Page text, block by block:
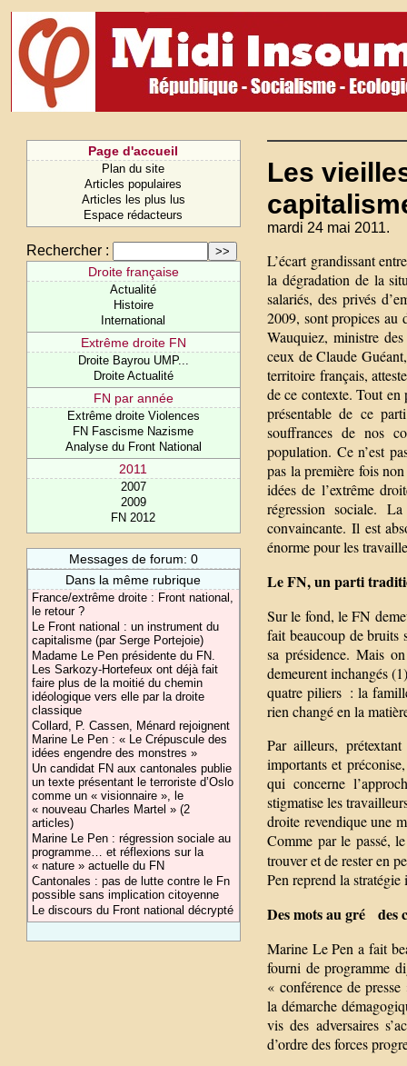
Page d'accueil
Plan du site
Articles populaires
Articles les plus lus
Espace rédacteurs
Rechercher :
Droite française
Actualité
Histoire
International
Extrême droite FN
Droite Bayrou UMP...
Droite Actualité
FN par année
Extrême droite Violences
FN Fascisme Nazisme
Analyse du Front National
2011
2007
2009
FN 2012
Messages de forum: 0
Dans la même rubrique
France/extrême droite : Front national,
le retour ?
Le Front national : un instrument du
capitalisme (par Serge Portejoie)
Madame Le Pen présidente du FN.
Les Sarkozy-Hortefeux ont déjà fait
faire plus de la moitié du chemin
idéologique vers elle par la droite
classique
Collard, P. Cassen, Ménard rejoignent
Marine Le Pen : « Le Crépuscule des
idées engendre des monstres »
Un candidat FN aux cantonales publie
un texte présentant le terroriste d’Oslo
comme un « visionnaire », le
« nouveau Charles Martel » (2
articles)
Marine Le Pen : régression sociale au
programme… et réflexions sur la
« nature » actuelle du FN
Cantonales : pas de lutte contre le Fn
possible sans implication citoyenne
Le discours du Front national décrypté
Les
mardi 24 mai 2011.
L’écart grandissant
la dégradation de la
salariés, des privés
2009, sont propices au
Wauquiez, ministre
ceux de Claude
territoire français,
de ce contexte. Tout
présentable de ce
souffrances de nos
population. Ce n’est
pas la première fois
idées de l’extrême
régression sociale.
convaincante. Il est
énorme pour les
Le FN, un parti
Sur le fond, le FN
fait beaucoup de bruits
sa présidence. Mais
demeurent inchangés
quatre piliers : la
rien changé en la
Par ailleurs,
importants et
qui concerne
stigmatise les
droite revendique une
Comme par le passé,
trouver et de rester en
Pen reprend la stratégie
Des mots au gré des
Marine Le Pen a fait
fourni de programme
« conférence de
la démarche
vis des adversaires
d’ordre des forces